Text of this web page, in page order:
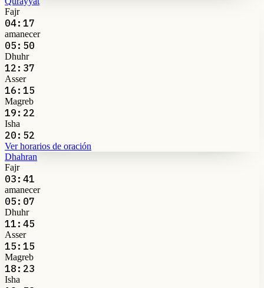
Fajr
04:17
amanecer
05:50
Dhuhr
12:37
Asser
16:15
Magreb
19:22
Isha
20:52
Ver horarios de oración
Dhahran
Fajr
03:41
amanecer
05:07
Dhuhr
11:45
Asser
15:15
Magreb
18:23
Isha